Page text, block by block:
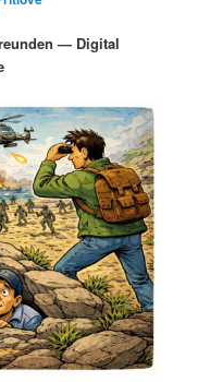
— Digital